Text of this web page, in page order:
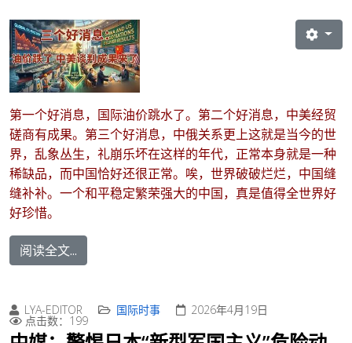
第一个好消息，国际油价跳水了。第二个好消息，中美经贸
磋商有成果。第三个好消息，中俄关系更上这就是当今的世
界，乱象丛生，礼崩乐坏在这样的年代，正常本身就是一种
稀缺品，而中国恰好还很正常。唉，世界破破烂烂，中国缝
缝补补。一个和平稳定繁荣强大的中国，真是值得全世界好
好珍惜。
阅读全文...
LYA-EDITOR 国际时事 2026年4月19日
点击数：199